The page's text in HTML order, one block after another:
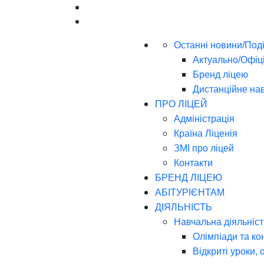
Останні новини/
Актуально/
Бренд ліцею
Дистанційне
ПРО ЛІЦЕЙ
Адміністрація
Країна Ліценія
ЗМІ про ліцей
Контакти
БРЕНД ЛІЦЕЮ
АБІТУРІЄНТАМ
ДІЯЛЬНІСТЬ
Навчальна
Олімпіади та
Відкриті уроки,